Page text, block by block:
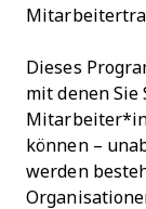
Dieses
mit denen Sie
können –
werden